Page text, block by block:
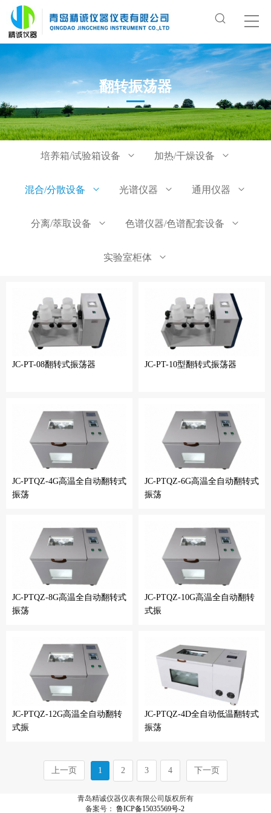
翻转振荡器
培养箱/试验箱设备 加热/干燥设备
混合/分散设备 光谱仪器 通用仪器
分离/萃取设备 色谱仪器/色谱配套设备
实验室柜体
JC-PT-08翻转式振荡器 JC-PT-10型翻转式振荡器
JC-PTQZ-4G高温全自动翻转式
振荡
JC-PTQZ-6G高温全自动翻转式
振荡
JC-PTQZ-8G高温全自动翻转式
振荡
JC-PTQZ-10G高温全自动翻转
式振
JC-PTQZ-12G高温全自动翻转
式振
JC-PTQZ-4D全自动低温翻转式
振荡
上一页 1 2 3 4 下一页
青岛精诚仪器仪表有限公司版权所有
备案号： 鲁ICP备15035569号-2